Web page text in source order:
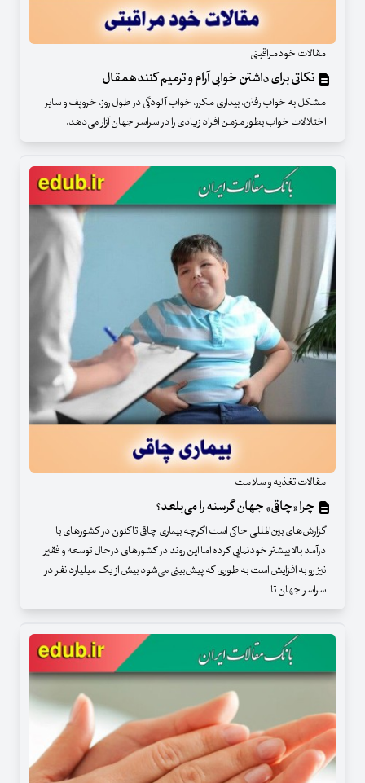
مقالات خودمراقبتی
نکاتی برای داشتن خوابی آرام و ترمیم کنندهمقال
مشکل به خواب رفتن، بیداری مکرر، خواب آلودگی در طول روز، خروپف و سایر
اختلالات خواب بطور مزمن افراد زیادی را در سراسر جهان آزار می‌دهد.
مقالات تغذیه و سلامت
چرا «چاقی» جهان گرسنه را می‌بلعد؟
گزارش‌های بین‌المللی حاکی است اگرچه بیماری چاقی تاکنون در کشورهای با
درآمد بالا بیشتر خودنمایی کرده اما این روند در کشورهای درحال توسعه و فقیر
نیز رو به افزایش است به طوری که پیش‌بینی می‌شود بیش از یک میلیارد نفر در
سراسر جهان تا